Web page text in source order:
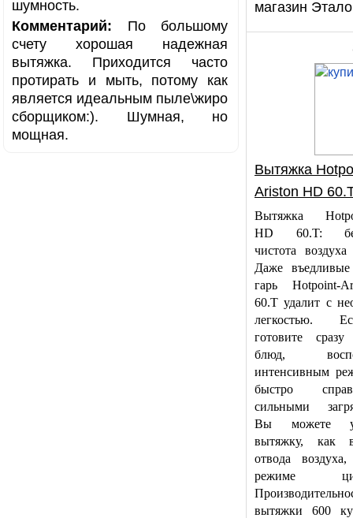
шумность.
Комментарий: По большому
счету хорошая надежная
вытяжка. Приходится часто
протирать и мыть, потому как
является идеальным пыле\жиро
сборщиком:). Шумная, но
мощная.
магазин
Вытяжка
Ariston HD
Вытяжка
HD 60.T:
чистота
Даже
гарь Hotpoint-
60.T удалит с
легкостью.
готовите сразу
блюд,
интенсивным
быстро
сильными
Вы можете
вытяжку, как
отвода
режиме
вытяжки 600